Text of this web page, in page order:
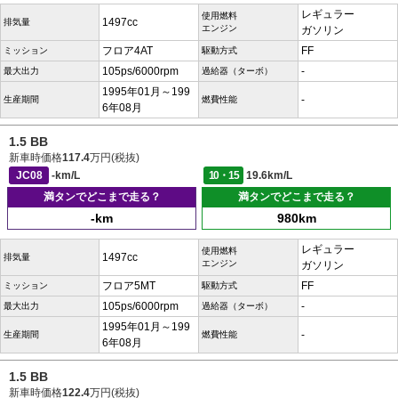
排気量 1497cc
使用燃料
エンジン
レギュラー
ガソリン
ミッション フロア4AT 駆動方式 FF
最大出力 105ps/6000rpm 過給器（ターボ） -
生産期間
1995年01月～199
6年08月
燃費性能 -
1.5 BB
新車時価格117.4万円(税抜)
JC08
-km/L 10・15
19.6km/L
満タンでどこまで走る？
-km
満タンでどこまで走る？
980km
排気量 1497cc
使用燃料
エンジン
レギュラー
ガソリン
ミッション フロア5MT 駆動方式 FF
最大出力 105ps/6000rpm 過給器（ターボ） -
生産期間
1995年01月～199
6年08月
燃費性能 -
1.5 BB
新車時価格122.4万円(税抜)